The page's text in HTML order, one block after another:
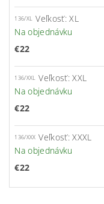
136/XL Veľkosť: XL
Na objednávku
€22
136/XXL Veľkosť: XXL
Na objednávku
€22
136/XXX Veľkosť: XXXL
Na objednávku
€22